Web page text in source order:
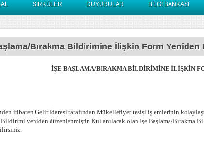
SİRKÜLER DUYURULAR BİLGİ BANKASI
Bırakma Bildirimine İlişkin Form Yeniden
İŞE BAŞLAMA/BIRAKMA BİLDİRİMİNE İLİŞKİN
itibaren Gelir İdaresi tarafından Mükellefiyet tesisi işlemlerinin
Bildirimi yeniden düzenlenmiştir. Kullanılacak olan İşe Başlama/